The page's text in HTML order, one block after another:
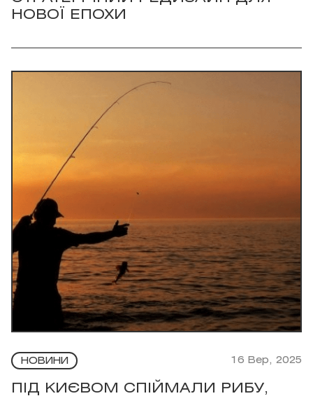
НОВОЇ ЕПОХИ
НОВИНИ 16 Вер, 2025
ПІД КИЄВОМ СПІЙМАЛИ РИБУ,